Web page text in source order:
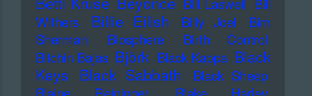
Bill Laswell Bill
Withers
Billie Eilish Billy Joel
Bim
Sherman
Biosphere
Birth Control
Bitchin Bajas Björk Black Kappa Black
Keys Black Sabbath
Black Sheep